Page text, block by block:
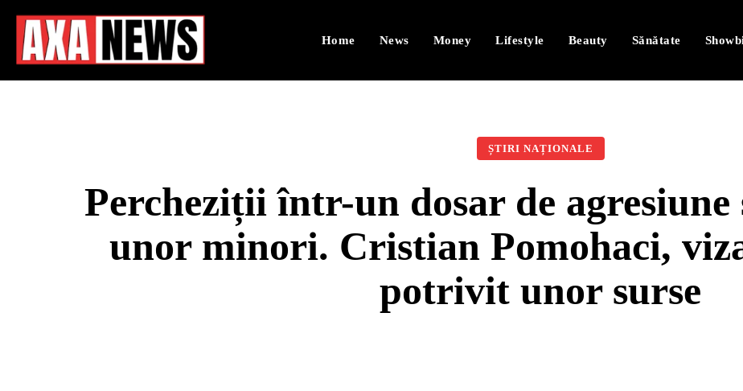
Home News Money Lifestyle Beauty Sănătate
ȘTIRI NAȚIONALE
Percheziții într-un dosar de agresiune
unor minori. Cristian Pomohaci,
potrivit unor surse